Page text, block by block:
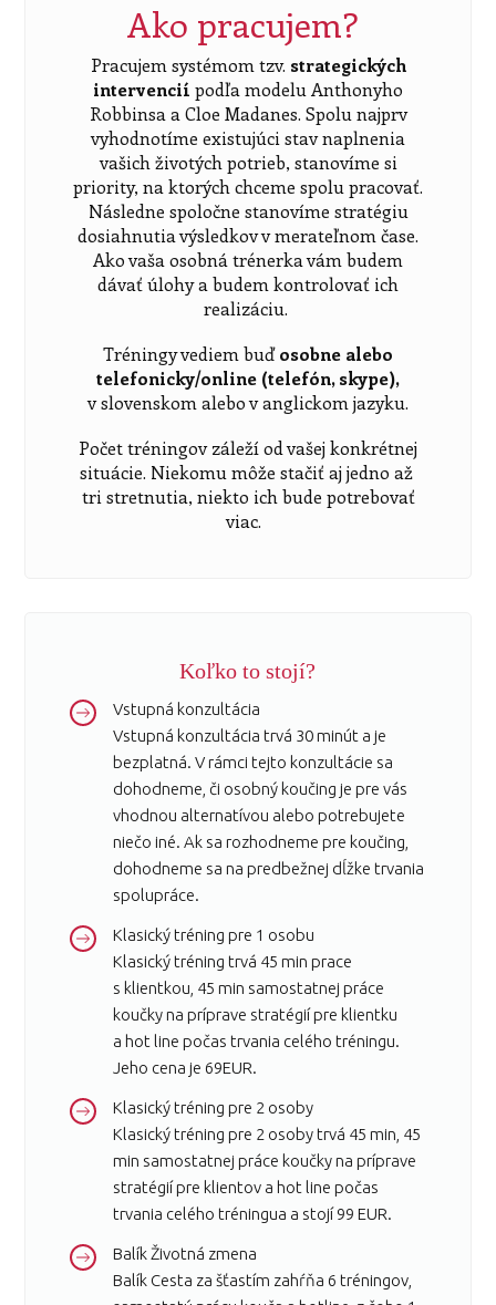
Ako pracujem?
Pracujem systémom tzv. strategických
intervencií podľa modelu Anthonyho
Robbinsa a Cloe Madanes. Spolu najprv
vyhodnotíme existujúci stav naplnenia
vašich životých potrieb, stanovíme si
priority, na ktorých chceme spolu pracovať.
Následne spoločne stanovíme stratégiu
dosiahnutia výsledkov v merateľnom čase.
Ako vaša osobná trénerka vám budem
dávať úlohy a budem kontrolovať ich
realizáciu.
Tréningy vediem buďosobne alebo
telefonicky/online (telefón, skype),
v slovenskom alebo v anglickom jazyku.
Počet tréningov záleží od vašej konkrétnej
situácie. Niekomu môže stačiť aj jedno až
tri stretnutia, niekto ich bude potrebovať
viac.
Koľko to stojí?
Vstupná konzultácia
Vstupná konzultácia trvá 30 minút a je
bezplatná. V rámci tejto konzultácie sa
dohodneme, či osobný koučing je pre vás
vhodnou alternatívou alebo potrebujete
niečo iné. Ak sa rozhodneme pre koučing,
dohodneme sa na predbežnej dĺžke trvania
spolupráce.
Klasický tréning pre 1 osobu
Klasický tréning trvá 45 min prace
s klientkou, 45 min samostatnej práce
koučky na príprave stratégií pre klientku
a hot line počas trvania celého tréningu.
Jeho cena je 69EUR.
Klasický tréning pre 2 osoby
Klasický tréning pre 2 osoby trvá 45 min, 45
min samostatnej práce koučky na príprave
stratégií pre klientov a hot line počas
trvania celého tréningua a stojí 99 EUR.
Balík Životná zmena
Balík Cesta za šťastím zahŕňa 6 tréningov,